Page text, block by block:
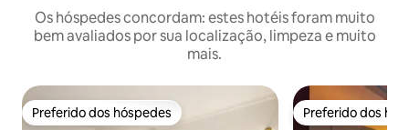
Os hóspedes concordam: estes hotéis foram muito
bem avaliados por sua localização, limpeza e muito
mais.
Preferido dos hóspedes
Preferido dos hóspedes Preferido dos
Preferido dos